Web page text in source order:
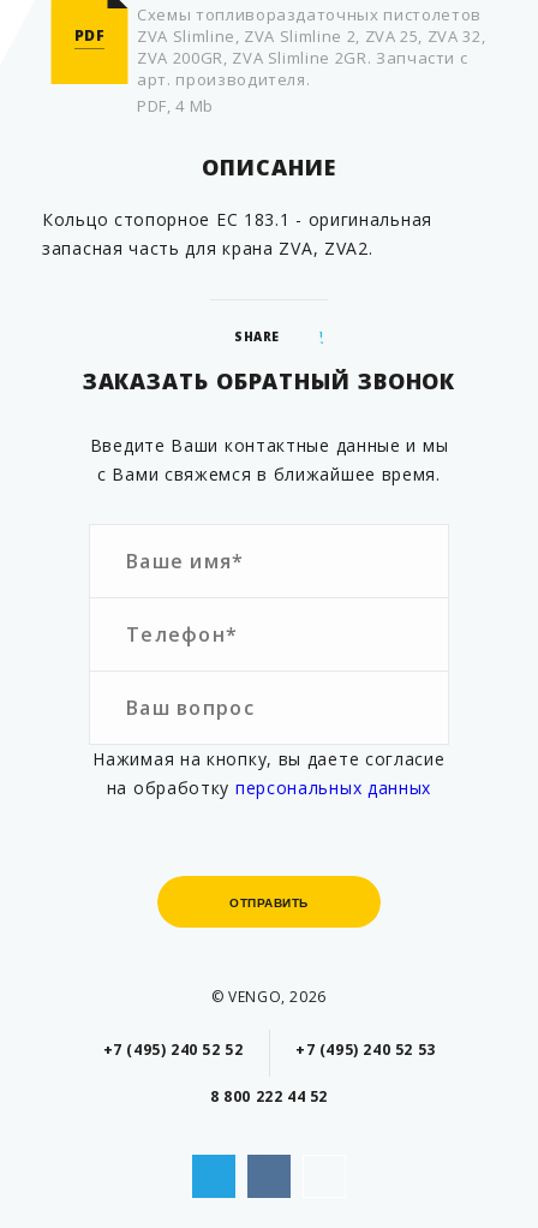
PDF
Схемы топливораздаточных пистолетов
ZVA Slimline, ZVA Slimline 2, ZVA 25, ZVA 32,
ZVA 200GR, ZVA Slimline 2GR. Запчасти с
арт. производителя.
PDF, 4 Mb
ОПИСАНИЕ
Кольцо стопорное EC 183.1 - оригинальная
запасная часть для крана ZVA, ZVA2.
SHARE
ЗАКАЗАТЬ ОБРАТНЫЙ ЗВОНОК
Введите Ваши контактные данные и мы
с Вами свяжемся в ближайшее время.
Нажимая на кнопку, вы даете согласие
на обработку персональных данных
ОТПРАВИТЬ
ОТПРАВИТЬ
© VENGO, 2026
+7 (495) 240 52 52 +7 (495) 240 52 53
8 800 222 44 52